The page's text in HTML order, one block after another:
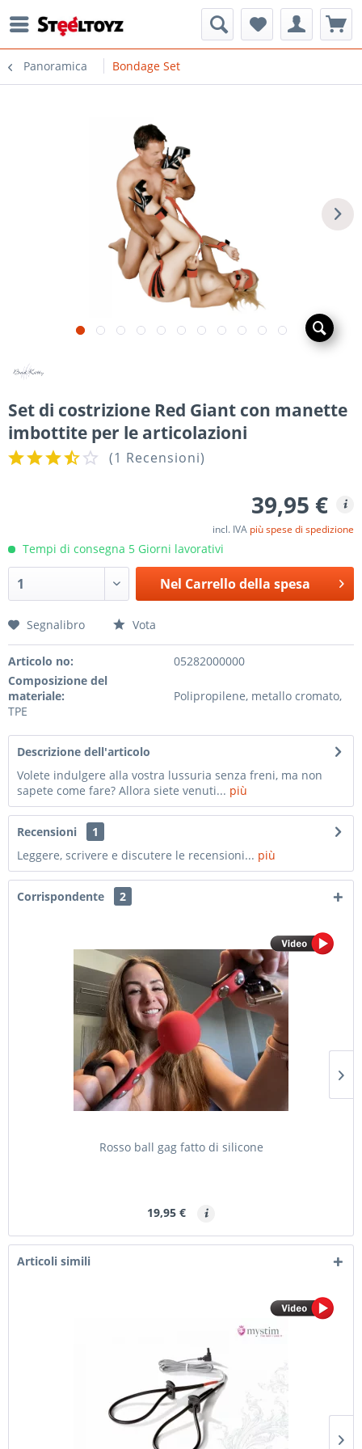
Panoramica Bondage Set
Set di costrizione Red Giant con manette
imbottite per le articolazioni
(1 Recensioni)
39,95 €
incl. IVA più spese di spedizione
Tempi di consegna 5 Giorni lavorativi
Nel Carrello della spesa
Segnalibro Vota
Articolo no:
05282000000
Composizione del
materiale:
Polipropilene, metallo cromato,
TPE
Descrizione dell'articolo
Volete indulgere alla vostra lussuria senza freni, ma non
sapete come fare? Allora siete venuti... più
Recensioni
1
Leggere, scrivere e discutere le recensioni... più
Corrispondente 2
Rosso ball gag fatto di silicone
19,95 €
Articoli simili